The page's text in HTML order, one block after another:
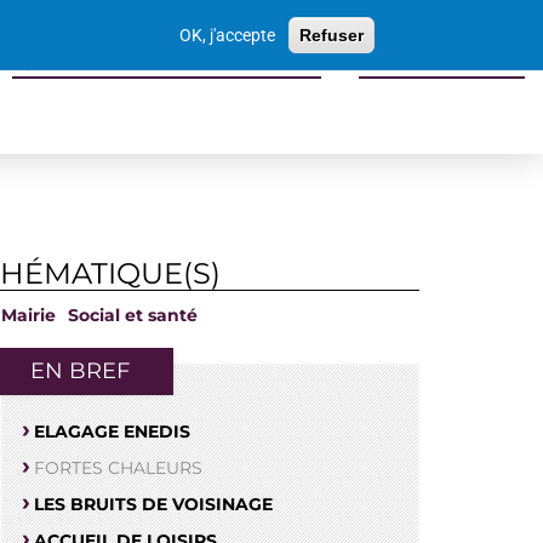
OK, j'accepte Refuser
Sports culture loisirs tourisme
Mairie Social et santé
EN BREF
ELAGAGE ENEDIS
FORTES CHALEURS
LES BRUITS DE VOISINAGE